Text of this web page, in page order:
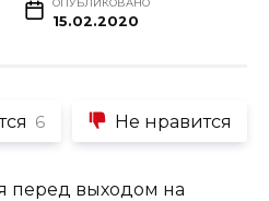
ОПУБЛИКОВАНО
15.02.2020
6 Не нравится
перед выходом на